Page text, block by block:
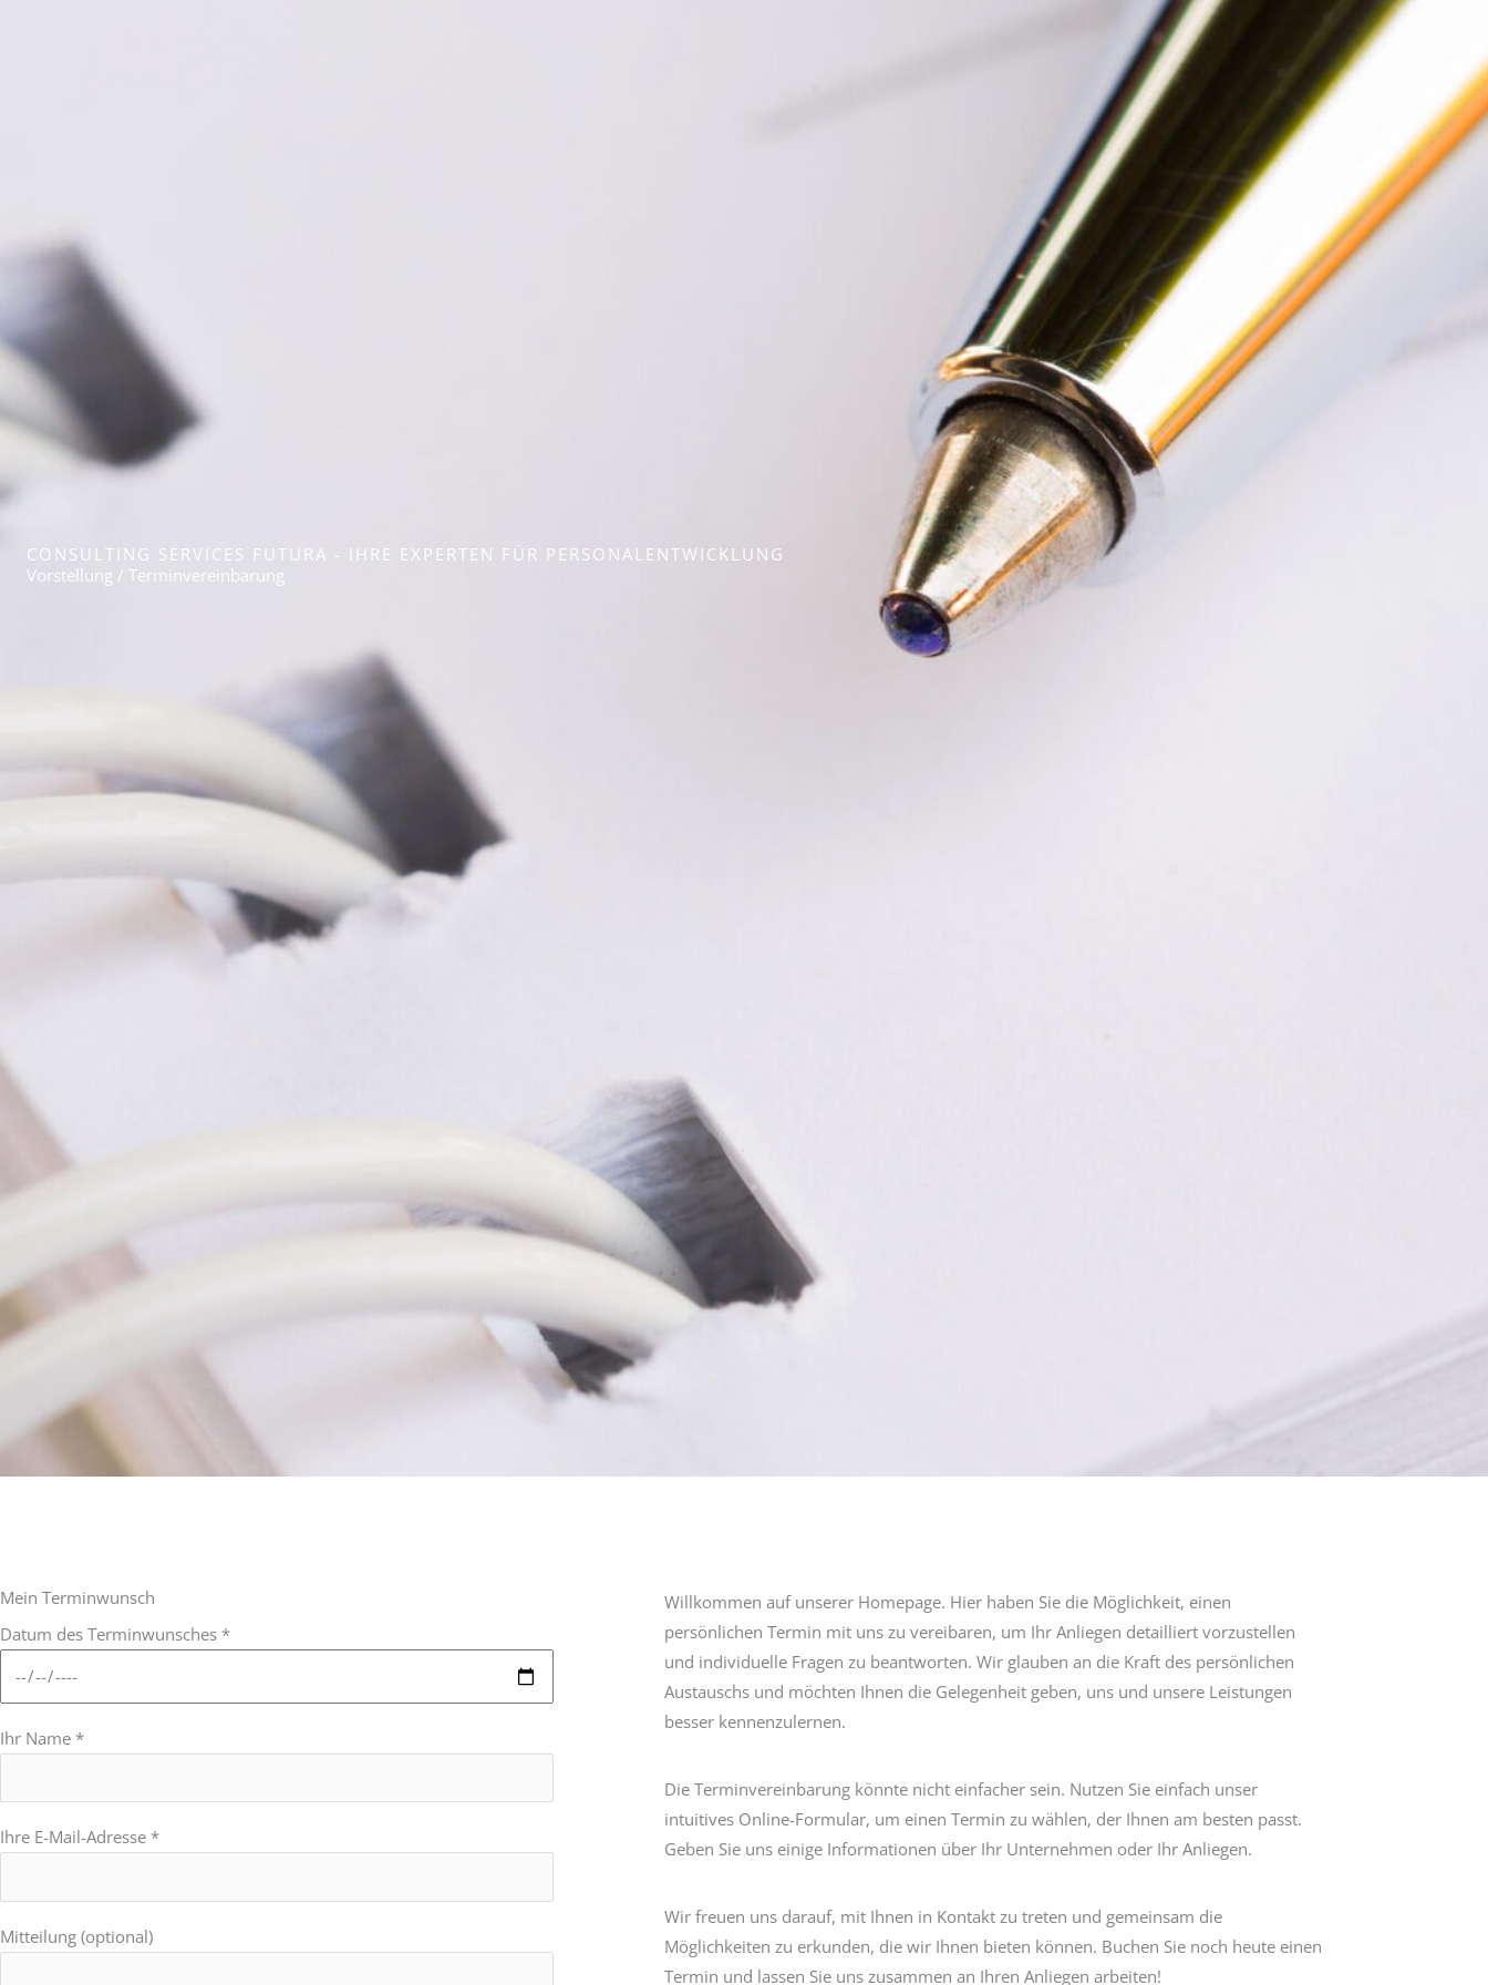
CONSULTING SERVICES FUTURA - IHRE EXPERTEN FÜR PERSONALENTWICKLUNG
Vorstellung / Termin­vereinbarung
Mein Terminwunsch
Datum des Terminwunsches *
Ihr Name *
Ihre E-Mail-Adresse *
Mitteilung (optional)
Willkommen auf unserer Homepage. Hier haben Sie die Möglichkeit, einen
persönlichen Termin mit uns zu vereibaren, um Ihr Anliegen detailliert vorzustellen
und individuelle Fragen zu beantworten. Wir glauben an die Kraft des persönlichen
Austauschs und möchten Ihnen die Gelegenheit geben, uns und unsere Leistungen
besser kennenzulernen.
Die Terminvereinbarung könnte nicht einfacher sein. Nutzen Sie einfach unser
intuitives Online-Formular, um einen Termin zu wählen, der Ihnen am besten passt.
Geben Sie uns einige Informationen über Ihr Unternehmen oder Ihr Anliegen.
Wir freuen uns darauf, mit Ihnen in Kontakt zu treten und gemeinsam die
Möglichkeiten zu erkunden, die wir Ihnen bieten können. Buchen Sie noch heute einen
Termin und lassen Sie uns zusammen an Ihren Anliegen arbeiten!